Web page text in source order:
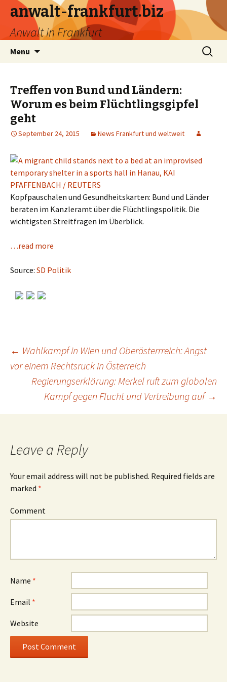
anwalt-frankfurt.biz
Anwalt in Frankfurt
Menu
Search
for:
Treffen von Bund und Ländern:
Worum es beim Flüchtlingsgipfel
geht
September 24, 2015 News Frankfurt und weltweit
Kopfpauschalen und Gesundheitskarten: Bund und Länder
beraten im Kanzleramt über die Flüchtlingspolitik. Die
wichtigsten Streitfragen im Überblick.
…read more
Source: SD Politik
Post
navigation
← Wahlkampf in Wien und Oberösterrreich: Angst
vor einem Rechtsruck in Österreich
Regierungserklärung: Merkel ruft zum globalen
Kampf gegen Flucht und Vertreibung auf →
Leave a Reply
Your email address will not be published. Required fields are
marked *
Comment
Name *
Email *
Website